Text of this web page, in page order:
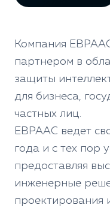
Компания
партнером в
защиты
для бизнеса,
частных лиц.
ЕВРААС ведет
года и с тех пор
предоставляя
инженерные
проектирования